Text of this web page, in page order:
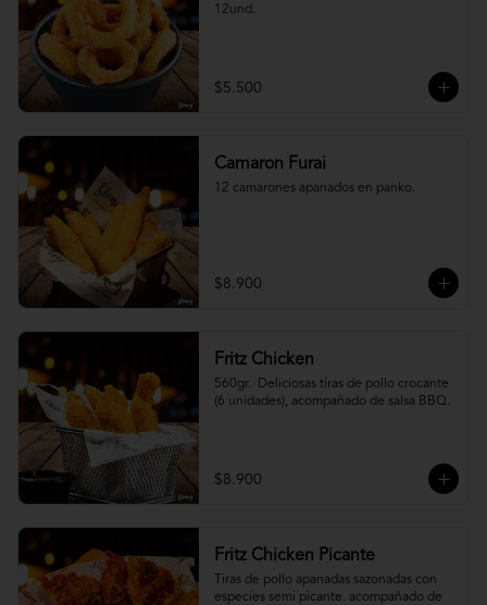
12und.
$5.500
Camaron Furai
12 camarones apanados en panko.
$8.900
Fritz Chicken
560gr.  Deliciosas tiras de pollo crocante
(6 unidades), acompañado de salsa BBQ.
$8.900
Fritz Chicken Picante
Tiras de pollo apanadas sazonadas con
especies semi picante. acompañado de